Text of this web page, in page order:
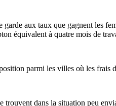
garde aux taux que gagnent les
équivalent à quatre mois de
parmi les villes où les frais
dans la situation peu